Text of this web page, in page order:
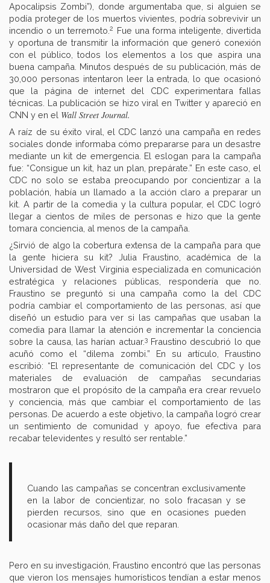
Apocalipsis Zombi”), donde argumentaba que, si alguien se
podía proteger de los muertos vivientes, podría sobrevivir un
incendio o un terremoto.2
Fue una forma inteligente, divertida
y oportuna de transmitir la información que generó conexión
con el público, todos los elementos a los que aspira una
buena campaña. Minutos después de su publicación, más de
30,000 personas intentaron leer la entrada, lo que ocasionó
que la página de internet del CDC experimentara fallas
técnicas. La publicación se hizo viral en Twitter y apareció en
CNN y en el Wall Street Journal.
A raíz de su éxito viral, el CDC lanzó una campaña en redes
sociales donde informaba cómo prepararse para un desastre
mediante un kit de emergencia. El eslogan para la campaña
fue: “Consigue un kit, haz un plan, prepárate.” En este caso, el
CDC no solo se estaba preocupando por concientizar a la
población, había un llamado a la acción claro a preparar un
kit. A partir de la comedia y la cultura popular, el CDC logró
llegar a cientos de miles de personas e hizo que la gente
tomara conciencia, al menos de la campaña.
¿Sirvió de algo la cobertura extensa de la campaña para que
la gente hiciera su kit? Julia Fraustino, académica de la
Universidad de West Virginia especializada en comunicación
estratégica y relaciones públicas, respondería que no.
Fraustino se preguntó si una campaña como la del CDC
podría cambiar el comportamiento de las personas, así que
diseñó un estudio para ver si las campañas que usaban la
comedia para llamar la atención e incrementar la conciencia
sobre la causa, las harían actuar.3Fraustino descubrió lo que
acuñó como el “dilema zombi.” En su artículo, Fraustino
escribió: “El representante de comunicación del CDC y los
materiales de evaluación de campañas secundarias
mostraron que el propósito de la campaña era crear revuelo
y conciencia, más que cambiar el comportamiento de las
personas. De acuerdo a este objetivo, la campaña logró crear
un sentimiento de comunidad y apoyo, fue efectiva para
recabar televidentes y resultó ser rentable.”
Cuando las campañas se concentran exclusivamente
en la labor de concientizar, no solo fracasan y se
pierden recursos, sino que en ocasiones pueden
ocasionar más daño del que reparan.
Pero en su investigación, Fraustino encontró que las personas
que vieron los mensajes humorísticos tendían a estar menos